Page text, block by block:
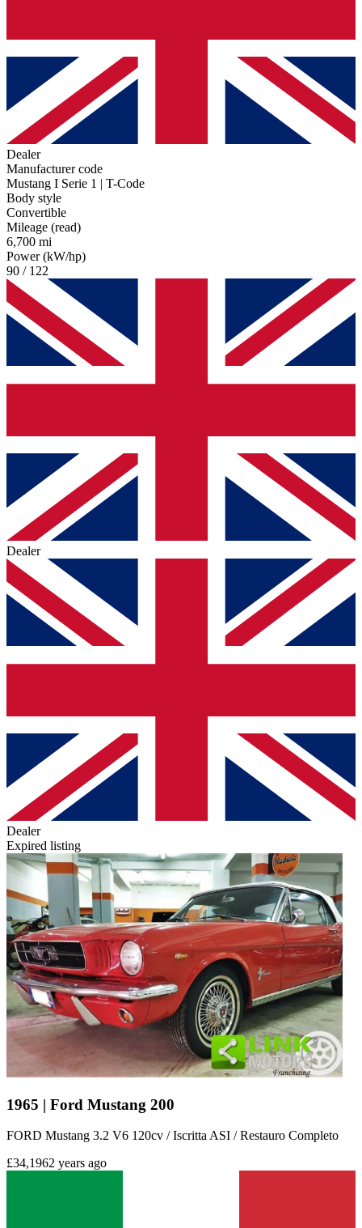
Dealer
Manufacturer code
Mustang I Serie 1 | T-Code
Body style
Convertible
Mileage (read)
6,700 mi
Power (kW/hp)
90 / 122
Dealer
Dealer
Expired listing
1965 | Ford Mustang 200
FORD Mustang 3.2 V6 120cv / Iscritta ASI / Restauro Completo
£34,1962 years ago